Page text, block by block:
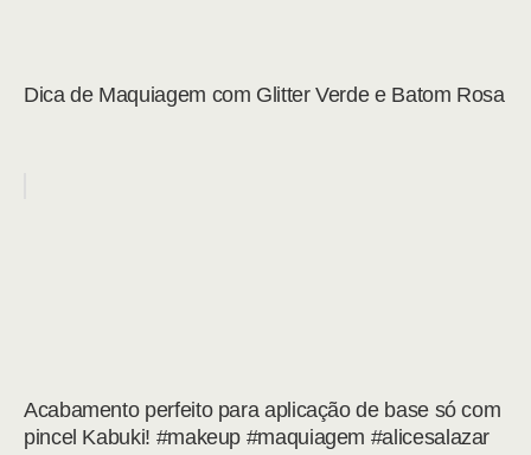
Dica de Maquiagem com Glitter Verde e Batom Rosa
Acabamento perfeito para aplicação de base só com
pincel Kabuki! #makeup #maquiagem #alicesalazar